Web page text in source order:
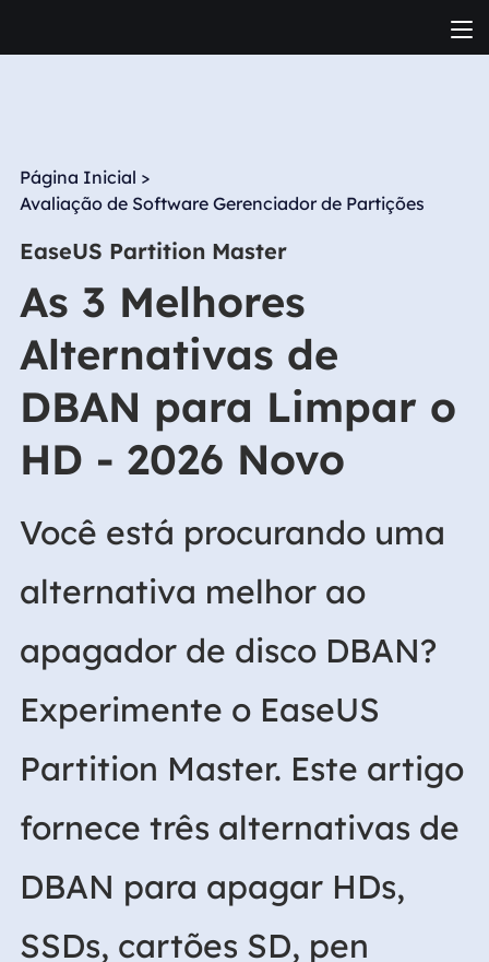
Página Inicial >
Avaliação de Software Gerenciador de Partições
EaseUS Partition Master
As 3 Melhores
Alternativas de
DBAN para Limpar o
HD - 2026 Novo
Você está procurando uma
alternativa melhor ao
apagador de disco DBAN?
Experimente o EaseUS
Partition Master. Este artigo
fornece três alternativas de
DBAN para apagar HDs,
SSDs, cartões SD, pen